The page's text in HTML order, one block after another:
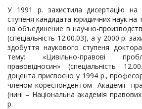
У 1991 р. захистила дисертацію на
ступеня кандидата юридичних наук на
на объединение в научно-
(спеціальність 12.00.03), а у 2000 р.
здобуття наукового ступеня
тему: «Цивільно-правові
правовідносин» (спеціальність
доцента присвоєно у 1994 р.,
членом-кореспондентом Академії
(нині – Національна академія
р.